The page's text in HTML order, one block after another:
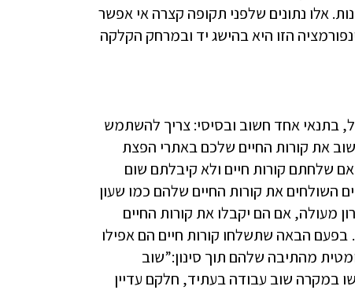
אלו נתונים שלפני תקופה קצרה אי אפשר
הזו היא בהישג יד ובמרחק הקלקה
בתנאי אחד חשוב ובסיסי: צריך להשתמש
את קורות החיים שלכם באתרי הפצת
שלחתם קורות חיים ולא קיבלתם שום
השולחים את קורות החיים שלהם כמו שעון
מעולה, אם הם יקבלו את קורות החיים
הבאה שתשלחו קורות חיים הם אפילו
מהתיבה שלהם תוך סינון:”שוב
במקרה שוב עבודה בעתיד, חלקם עדיין